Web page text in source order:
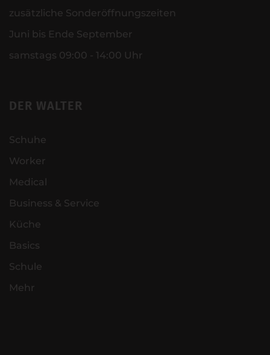
zusätzliche Sonderöffnungszeiten
Juni bis Ende September
samstags 09:00 - 14:00 Uhr
DER WALTER
Schuhe
Worker
Medical
Business & Service
Küche
Basics
Schule
Mehr